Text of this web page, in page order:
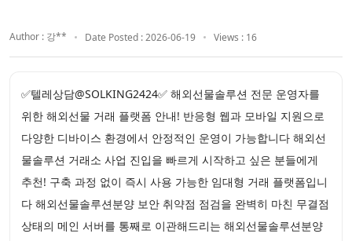
Author : 강** Date Posted : 2026-06-19 Views : 16
✅텔레상담@SOLKING2424✅ 해외선물솔루션 전문 운영자를
위한 해외선물 거래 플랫폼 안내! 반응형 웹과 모바일 지원으로
다양한 디바이스 환경에서 안정적인 운영이 가능합니다 해외선
물솔루션 거래소 사업 진입을 빠르게 시작하고 싶은 분들에게
추천! 구축 과정 없이 즉시 사용 가능한 임대형 거래 플랫폼입니
다 해외선물솔루션분양 보안 취약점 점검을 완벽히 마친 무결점
상태의 메인 서버를 통째로 이관해드리는 해외선물솔루션분양